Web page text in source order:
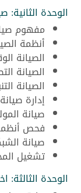
الوحدة الثانية:
مفهوم
أنظمة
الصيانة
الصيانة
الصيانة
إدارة
صيانة
فحص
صيانة
تشغيل
الوحدة الثالثة: